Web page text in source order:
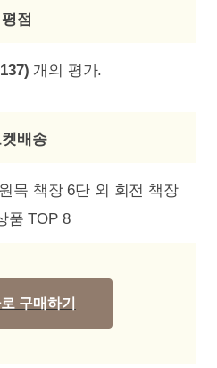
평점
개의 평가.
배송
구매하기